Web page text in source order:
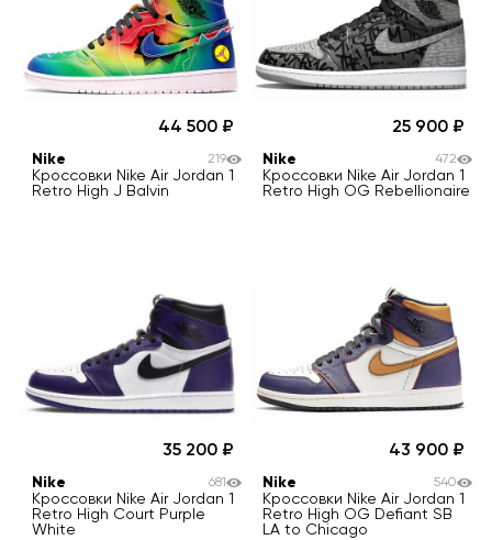
44 500
Nike
Кроссовки Nike Air Jordan 1
Retro High J Balvin
219
25 900
Nike
Кроссовки Nike Air Jordan 1
Retro High OG Rebellionaire
472
35 200
Nike
Кроссовки Nike Air Jordan 1
Retro High Court Purple
White
681
43 900
Nike
Кроссовки Nike Air Jordan 1
Retro High OG Defiant SB
LA to Chicago
540